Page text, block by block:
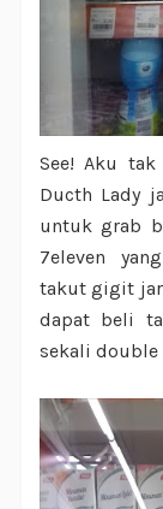
See! Aku
Ducth Lady
untuk grab
7eleven
takut gigit
dapat beli
sekali double